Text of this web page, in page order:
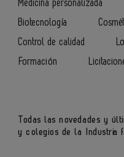
Medicina personalizada
Biotecnología
Control de calidad
Formación
Todas las novedades y
y colegios de la Industria